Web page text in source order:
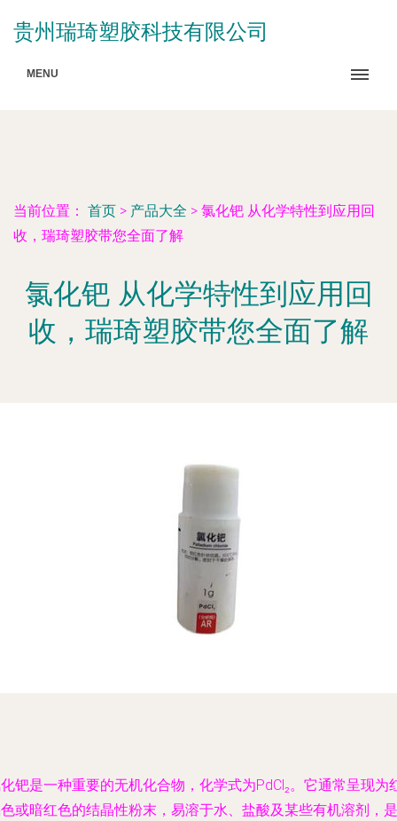
贵州瑞琦塑胶科技有限公司
MENU
当前位置： 首页 > 产品大全 > 氯化钯 从化学特性到应用回
收，瑞琦塑胶带您全面了解
氯化钯 从化学特性到应用回
收，瑞琦塑胶带您全面了解
钯是一种重要的无机化合物，化学式为PdCl₂。它通常呈现为
或暗红色的结晶性粉末，易溶于水、盐酸及某些有机溶剂，是